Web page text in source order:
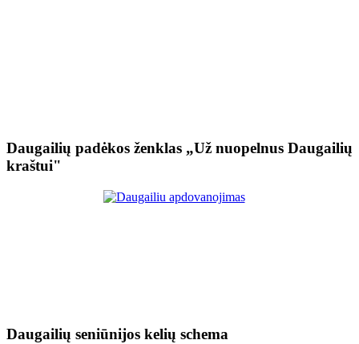
Daugailių padėkos ženklas „Už nuopelnus Daugailių
kraštui"
Daugailių seniūnijos kelių schema